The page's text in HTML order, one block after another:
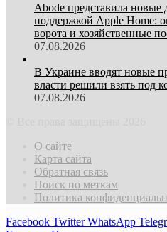
Abode представила новые
поддержкой Apple Home:
ворота и хозяйственные
07.08.2026
В Украине вводят новые
власти решили взять под
07.08.2026
О сайте
Карта сайта
Обратная связь
Поиск по меткам
Политика
Facebook Twitter WhatsApp